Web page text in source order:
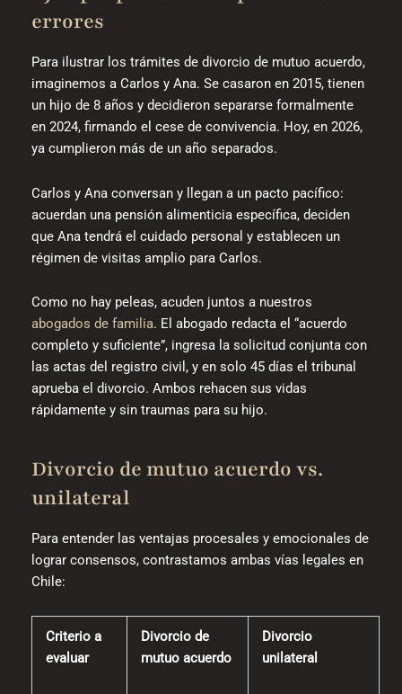
errores
Para ilustrar los trámites de divorcio de mutuo acuerdo,
imaginemos a Carlos y Ana. Se casaron en 2015, tienen
un hijo de 8 años y decidieron separarse formalmente
en 2024, firmando el cese de convivencia. Hoy, en 2026,
ya cumplieron más de un año separados.
Carlos y Ana conversan y llegan a un pacto pacífico:
acuerdan una pensión alimenticia específica, deciden
que Ana tendrá el cuidado personal y establecen un
régimen de visitas amplio para Carlos.
Como no hay peleas, acuden juntos a nuestros
abogados de familia. El abogado redacta el “acuerdo
completo y suficiente”, ingresa la solicitud conjunta con
las actas del registro civil, y en solo 45 días el tribunal
aprueba el divorcio. Ambos rehacen sus vidas
rápidamente y sin traumas para su hijo.
Divorcio de mutuo acuerdo vs.
unilateral
Para entender las ventajas procesales y emocionales de
lograr consensos, contrastamos ambas vías legales en
Chile:
Criterio a
evaluar
Divorcio de
mutuo acuerdo
Divorcio
unilateral